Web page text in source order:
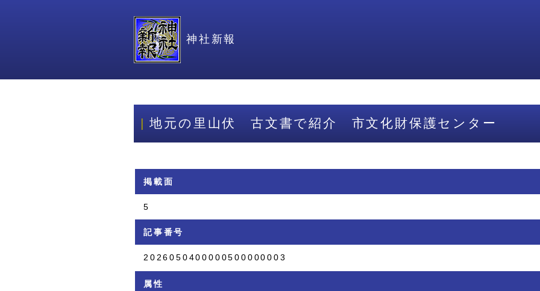
神社新報
地元の里山伏 古文書で紹介 市文化財保護センター
掲載面
5
記事番号
2026050400000500000003
属性